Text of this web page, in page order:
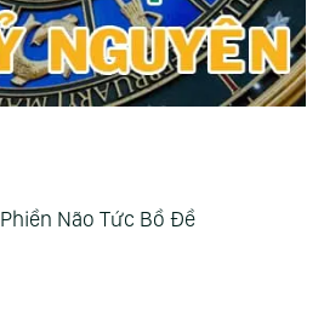
Phiền Não Tức Bồ Đề